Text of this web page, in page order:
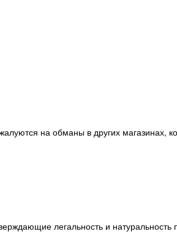
на обманы в других магазинах,
легальность и